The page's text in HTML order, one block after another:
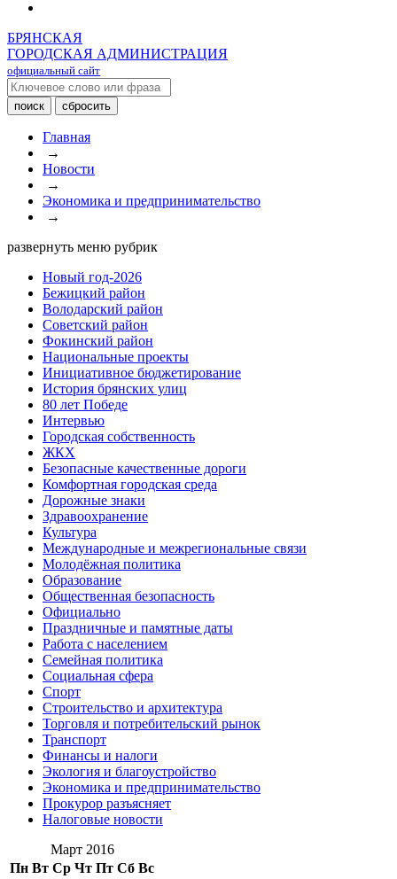
БРЯНСКАЯ
ГОРОДСКАЯ АДМИНИСТРАЦИЯ
официальный сайт
Главная
→
Новости
→
Экономика и предпринимательство
→
развернуть меню рубрик
Новый год-2026
Бежицкий район
Володарский район
Советский район
Фокинский район
Национальные проекты
Инициативное бюджетирование
История брянских улиц
80 лет Победе
Интервью
Городская собственность
ЖКХ
Безопасные качественные дороги
Комфортная городская среда
Дорожные знаки
Здравоохранение
Культура
Международные и межрегиональные связи
Молодёжная политика
Образование
Общественная безопасность
Официально
Праздничные и памятные даты
Работа с населением
Семейная политика
Социальная сфера
Спорт
Строительство и архитектура
Торговля и потребительский рынок
Транспорт
Финансы и налоги
Экология и благоустройство
Экономика и предпринимательство
Прокурор разъясняет
Налоговые новости
Март 2016
Пн Вт Ср Чт Пт Сб Вс